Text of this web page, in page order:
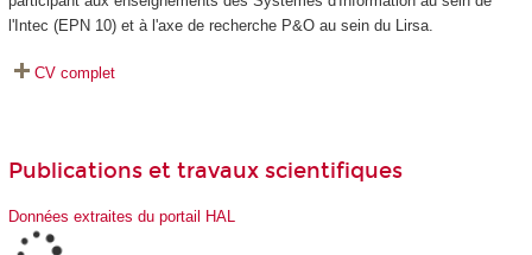
l'Intec (EPN 10) et à l'axe de recherche P&O au sein du Lirsa.
CV complet
Publications et travaux scientifiques
Données extraites du portail HAL